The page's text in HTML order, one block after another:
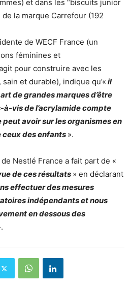
et dans les “biscuits junior
la marque Carrefour (192
de WECF France (un
féminines et
pour construire avec les
et durable), indique qu’« il
de grandes marques d’être
vis de l’acrylamide compte
peut avoir sur les organismes en
des enfants ».
Nestlé France a fait part de «
de ces résultats » en déclarant
effectuer des mesures
indépendants et nous
en dessous des